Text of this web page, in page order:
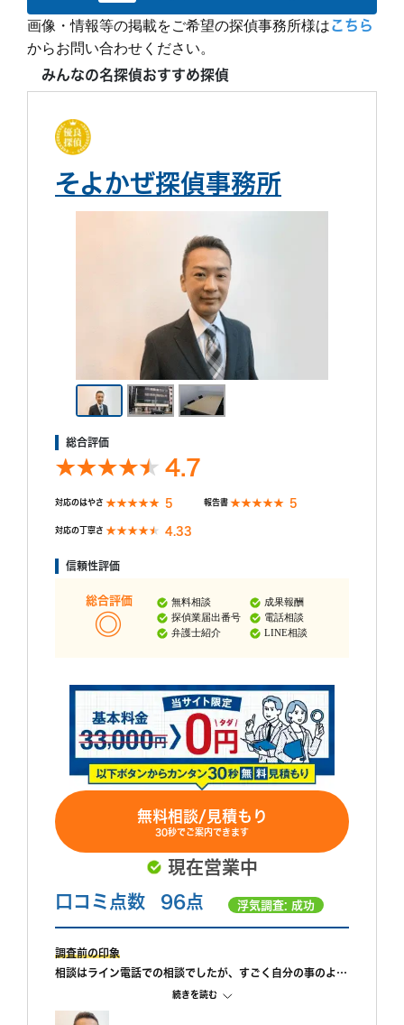
画像・情報等の掲載をご希望の探偵事務所様はこちら
からお問い合わせください。
みんなの名探偵おすすめ探偵
そよかぜ探偵事務所
総合評価
4.7
対応のはやさ 5 報告書 5
対応の丁寧さ 4.33
信頼性評価
総合評価
無料相談
探偵業届出番号
弁護士紹介
成果報酬
電話相談
LINE相談
無料相談/見積もり
30秒でご案内できます
現在営業中
口コミ点数
96点 浮気調査: 成功
調査前の印象
相談はライン電話での相談でしたが、すごく自分の事のよう
に親身になって相談に乗ってもらえました。 また、私が自
己肯定感が低いこともあり、自分のことを攻めていると、も
続きを読む